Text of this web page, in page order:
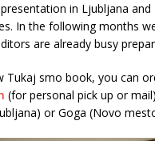
in Ljubljana
In the following months
are already busy
Tukaj smo book, you can
(for personal pick up or
or Goga (Novo